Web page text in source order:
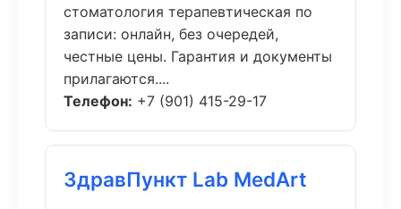
стоматология терапевтическая по
записи: онлайн, без очередей,
честные цены. Гарантия и документы
прилагаются....
Телефон: +7 (901) 415-29-17
ЗдравПункт Lab MedArt